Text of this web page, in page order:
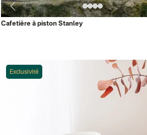
Cafetière à piston Stanley
Exclusivité